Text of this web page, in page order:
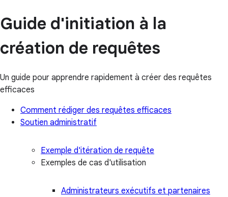
Guide d'initiation à la
création de requêtes
Un guide pour apprendre rapidement à créer des requêtes
efficaces
Comment rédiger des requêtes efficaces
Soutien administratif
Exemple d'itération de requête
Exemples de cas d'utilisation
Administrateurs exécutifs et partenaires